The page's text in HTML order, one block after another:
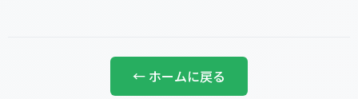
← ホームに戻る